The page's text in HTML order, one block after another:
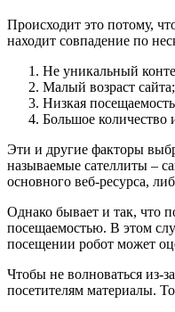
Происходит это потому,
находит совпадение по
Не уникальный
Малый возраст сайта;
Низкая
Большое
Эти и другие факторы
называемые сателлиты –
основного веб-ресурса,
Однако бывает и так, что
посещаемостью. В этом
посещении робот может
Чтобы не волноваться из-
посетителям материалы.